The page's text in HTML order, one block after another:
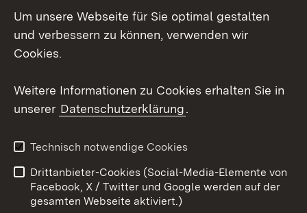
LinkedIn
Datenschutz
Barrierefreiheit
Impressum
Cookies
Um unsere Webseite für Sie optimal gestalten
und verbessern zu können, verwenden wir
Cookies.
Weitere Informationen zu Cookies erhalten Sie in
unserer Datenschutzerklärung.
Technisch notwendige Cookies
Drittanbieter-Cookies (Social-Media-Elemente von
Facebook, X / Twitter und Google werden auf der
gesamten Webseite aktiviert.)